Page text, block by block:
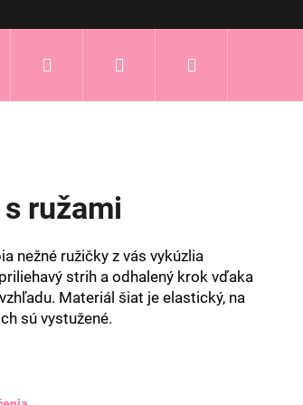
Prihlásenie
ružami
nežné ružičky z vás vykúzlia
strih a odhalený krok vďaka
Materiál šiat je elastický, na
sú vystužené.